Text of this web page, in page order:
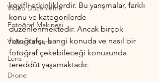
Video Düzenleme
Fotoğraf Makinesi
Video Kamera
Lens
Drone
keyifli etkinliklerdir. Bu yarışmalar, farklı
konu ve kategorilerde
düzenlenmektedir. Ancak birçok
fotoğrafçı, hangi konuda ve nasıl bir
fotoğraf çekebileceği konusunda
tereddüt yaşamaktadır.